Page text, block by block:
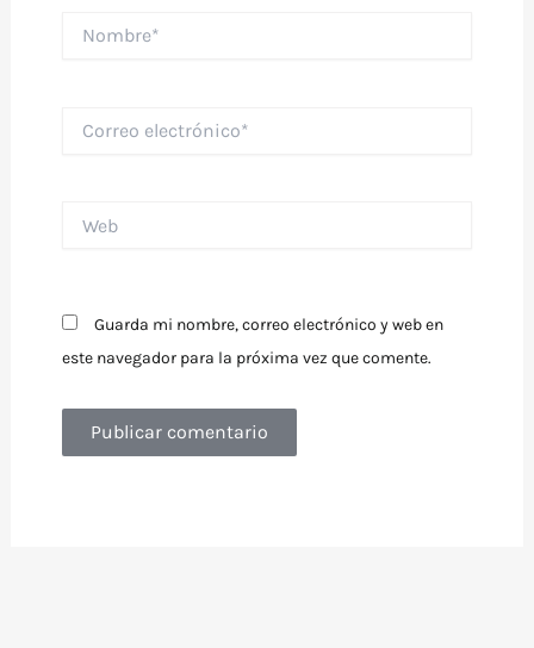
electrónico*
Guarda mi nombre, correo electrónico y web en
este navegador para la próxima vez que comente.